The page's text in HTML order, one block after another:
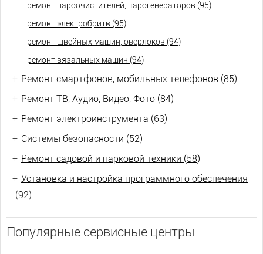
ремонт пароочистителей, парогенераторов (95)
ремонт электробритв (95)
ремонт швейных машин, оверлоков (94)
ремонт вязальных машин (94)
+ Ремонт смартфонов, мобильных телефонов (85)
+ Ремонт ТВ, Аудио, Видео, Фото (84)
+ Ремонт электроинструмента (63)
+ Системы безопасности (52)
+ Ремонт садовой и парковой техники (58)
+ Установка и настройка программного обеспечения
(92)
Популярные сервисные центры